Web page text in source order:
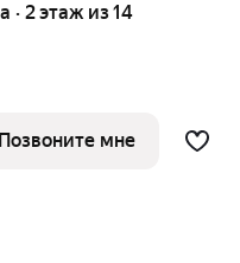
· 2 этаж из 14
Позвоните мне